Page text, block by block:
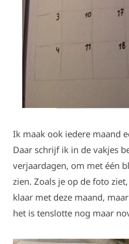
Ik maak ook iedere maand
Daar schrijf ik in de vakjes
verjaardagen, om met één
zien. Zoals je op de foto
klaar met deze maand,
het is tenslotte nog maar